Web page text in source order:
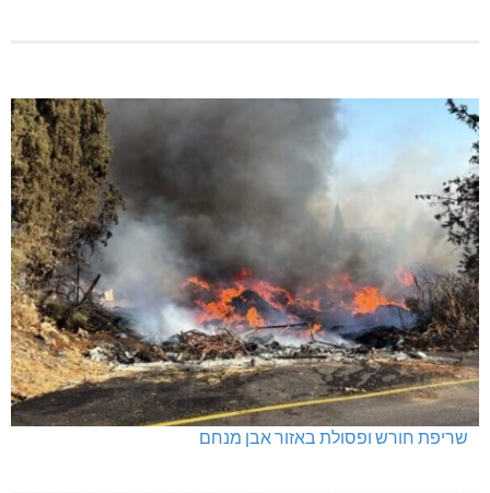
שריפת חורש ופסולת באזור אבן מנחם